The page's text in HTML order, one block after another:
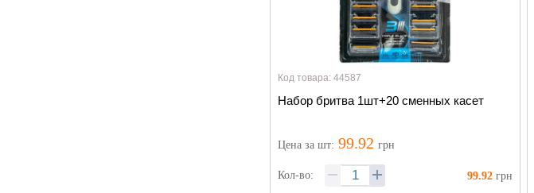
Код товара: 44587
Набор бритва 1шт+20 сменных касет
Цена за шт: 99.92 грн
Кол-во: 99.92 грн